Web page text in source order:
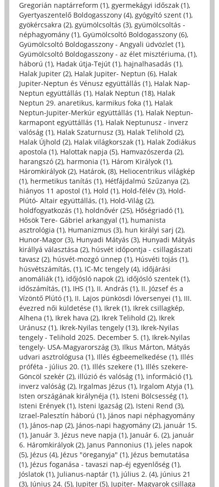
Gregorián naptárreform (1), gyermekágyi időszak (1),
Gyertyaszentelő Boldogasszony (4), gyógyító szent (1),
gyökércsakra (2), gyümölcsoltás (3), gyümölcsoltás -
néphagyomány (1), Gyümölcsoltó Boldogasszony (6),
Gyümölcsoltó Boldogasszony - Angyali üdvözlet (1),
Gyümölcsoltó Boldogasszony - az élet misztériuma, (1),
háború (1), Hadak útja-Tejút (1), hajnalhasadás (1),
Halak Jupiter (2), Halak Jupiter- Neptun (6), Halak
Jupiter-Neptun és Vénusz együttállás (1), Halak Nap-
Neptun együttállás (1), Halak Neptun (18), Halak
Neptun 29. anaretikus, karmikus foka (1), Halak
Neptun-Jupiter-Merkúr együttállás (1), Halak Neptun-
karmapont együttállás (1), Halak Neptunusz - inverz
valóság (1), Halak Szaturnusz (3), Halak Telihold (2),
Halak Újhold (2), Halak világkorszak (1), Halak Zodiákus
apostola (1), Halottak napja (5), Hamvazószerda (2),
harangszó (2), harmonia (1), Három Királyok (1),
Háromkirályok (2), Határok, (8), Heliocentrikus világkép
(1), hermetikus tanítás (1), Hétfájdalmú Szűzanya (2),
hiányos 11 apostol (1), Hold (1), Hold-félév (3), Hold-
Plútó- Altair együttállás, (1), Hold-Világ (2),
holdfogyatkozás (1), holdnővér (25), Hőségriadó (1),
Hősök Tere- Gábriel arkangyal (1), humanista
asztrológia (1), Humanizmus (3), hun királyi sarj (2),
Hunor-Magor (3), Hunyadi Mátyás (3), Hunyadi Mátyás
királlyá választása (2), húsvét időpontja - csillagászati
tavasz (2), húsvét-mozgó ünnep (1), Húsvéti tojás (1),
húsvétszámítás, (1), IC-Mc tengely (4), időjárási
anomáliák (1), időjósló napok (2), időjósló szentek (1),
időszámítás, (1), IHS (1), II. András (1), II. József és a
Vízöntő Plútó (1), II. Lajos pünkösdi lóversenyei (1), III.
évezred női küldetése (1), Ikrek (1), Ikrek csillagkép,
Alhena (1), Ikrek hava (2), Ikrek Telihold (2), Ikrek
Uránusz (1), Ikrek-Nyilas tengely (13), Ikrek-Nyilas
tengely - Telihold 2025. December 5. (1), Ikrek-Nyilas
tengely- USA-Magyarország (3), Ilkus Márton, Mátyás
udvari asztrológusa (1), Illés égbeemelkedése (1), Illés
próféta - július 20. (1), Illés szekere (1), Illés szekere-
Göncöl szekér (2), illúzió és valóság (1), információ (1),
inverz valóság (2), Irgalmas Jézus (1), Irgalom Atyja (1),
Isten országának királynéja (1), Isteni Bölcsesség (1),
Isteni Erények (1), Isteni Igazság (2), Isteni Rend (3),
Izrael-Palesztín háború (1), János napi néphagyomány
(1), János-nap (2), János-napi hagyomány (2), január 15.
(1), Január 3. Jézus neve napja (1), Január 6. (2), január
6. Háromkirályok (2), Janus Pannonius (1), jeles napok
(5), Jézus (4), Jézus "öreganyja" (1), Jézus bemutatása
(1), Jézus foganása - tavaszi nap-éj egyenlőség (1),
Jóslatok (1), Julianus-naptár (1), július 2. (4), június 21
(3), Június 24. (5), Jupiter (5), Jupiter- Magyarok csillaga